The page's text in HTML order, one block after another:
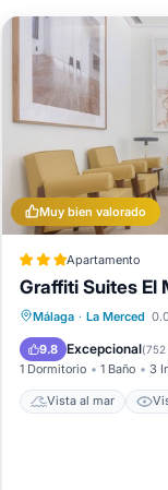
Muy bien valorado
Apartamento
Graffiti Suites El
Málaga · La Merced
9.8 Excepcional(752
1 Dormitorio 1 Baño 3
Vista al mar
Vista al
Aire